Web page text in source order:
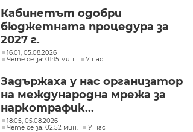
Кабинетът одобри
бюджетната процедура за
2027 г.
16:01, 05.08.2026
Чете се за: 01:15 мин.
У нас
Задържаха у нас организатор
на международна мрежа за
наркотрафик...
18:05, 05.08.2026
Чете се за: 02:52 мин.
У нас